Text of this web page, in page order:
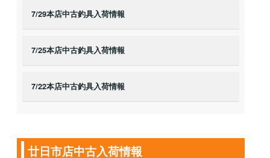
7/29本店中古釣具入荷情報
7/25本店中古釣具入荷情報
7/22本店中古釣具入荷情報
廿日市店中古入荷情報